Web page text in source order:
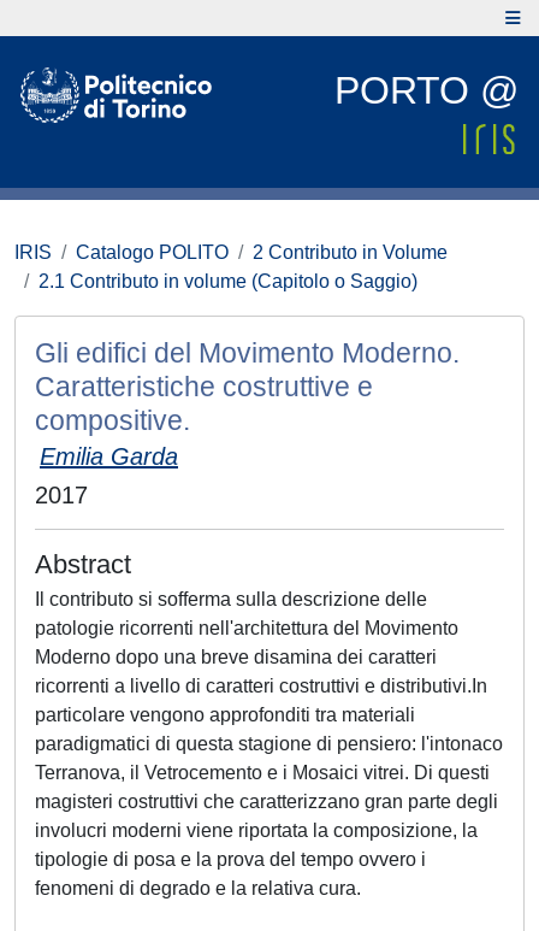
PORTO @
IRIS Catalogo POLITO
2 Contributo in Volume
2.1 Contributo in volume (Capitolo o Saggio)
Gli edifici del Movimento Moderno.
Caratteristiche costruttive e
compositive.
Emilia Garda
2017
Abstract
Il contributo si sofferma sulla descrizione delle
patologie ricorrenti nell'architettura del Movimento
Moderno dopo una breve disamina dei caratteri
ricorrenti a livello di caratteri costruttivi e distributivi.In
particolare vengono approfonditi tra materiali
paradigmatici di questa stagione di pensiero: l'intonaco
Terranova, il Vetrocemento e i Mosaici vitrei. Di questi
magisteri costruttivi che caratterizzano gran parte degli
involucri moderni viene riportata la composizione, la
tipologie di posa e la prova del tempo ovvero i
fenomeni di degrado e la relativa cura.